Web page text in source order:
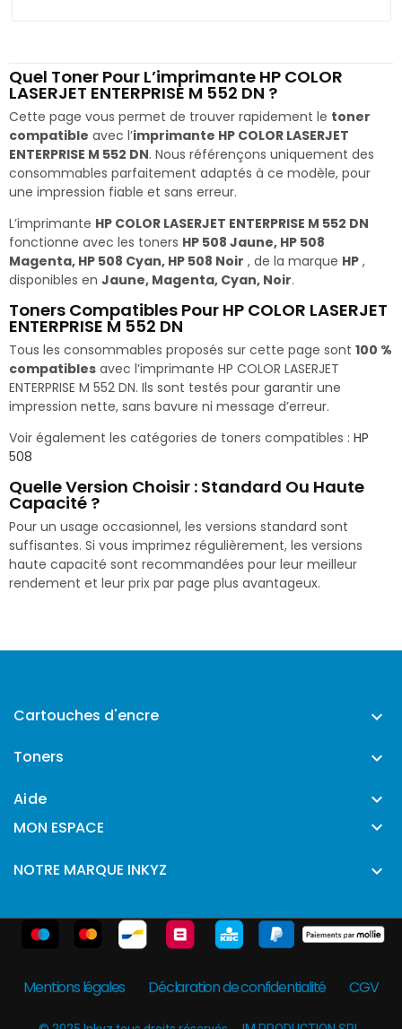
Quel Toner Pour L’imprimante HP COLOR
LASERJET ENTERPRISE M 552 DN ?
Cette page vous permet de trouver rapidement le toner
compatible avec l’imprimante HP COLOR LASERJET
ENTERPRISE M 552 DN. Nous référençons uniquement des
consommables parfaitement adaptés à ce modèle, pour
une impression fiable et sans erreur.
L’imprimante HP COLOR LASERJET ENTERPRISE M 552 DN
fonctionne avec les toners HP 508 Jaune, HP 508
Magenta, HP 508 Cyan, HP 508 Noir , de la marque HP ,
disponibles en Jaune, Magenta, Cyan, Noir.
Toners Compatibles Pour HP COLOR LASERJET
ENTERPRISE M 552 DN
Tous les consommables proposés sur cette page sont 100 %
compatibles avec l’imprimante HP COLOR LASERJET
ENTERPRISE M 552 DN. Ils sont testés pour garantir une
impression nette, sans bavure ni message d’erreur.
Voir également les catégories de toners compatibles : HP
508
Quelle Version Choisir : Standard Ou Haute
Capacité ?
Pour un usage occasionnel, les versions standard sont
suffisantes. Si vous imprimez régulièrement, les versions
haute capacité sont recommandées pour leur meilleur
rendement et leur prix par page plus avantageux.
Cartouches d'encre 
Toners 
Aide 
MON ESPACE 
NOTRE MARQUE INKYZ 
Mentions légales Déclaration de confidentialité CGV